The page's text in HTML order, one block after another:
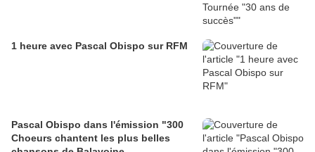
1 heure avec Pascal Obispo sur RFM
Pascal Obispo dans l'émission "300
Choeurs chantent les plus belles